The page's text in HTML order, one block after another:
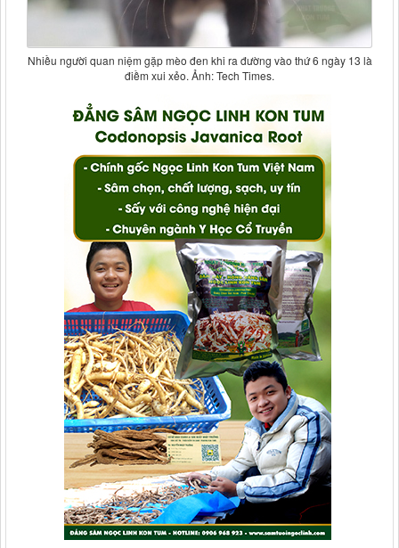
Nhiều người quan niệm gặp mèo đen khi ra đường vào thứ 6 ngày 13 là
điềm xui xẻo. Ảnh: Tech Times.